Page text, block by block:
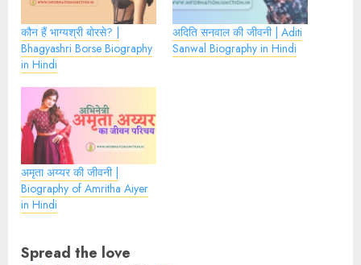
कौन हैं भाग्यश्री बोरसे? |
Bhagyashri Borse Biography
in Hindi
अदिति सनवाल की जीवनी | Aditi
Sanwal Biography in Hindi
अमृता अय्यर की जीवनी |
Biography of Amritha Aiyer
in Hindi
Spread the love